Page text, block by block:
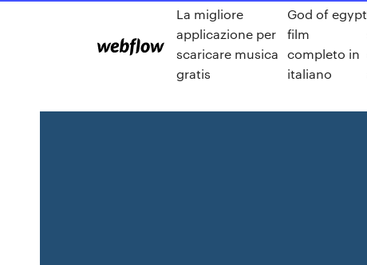
La migliore
applicazione per
scaricare musica
gratis
God of egypt
film
completo in
italiano